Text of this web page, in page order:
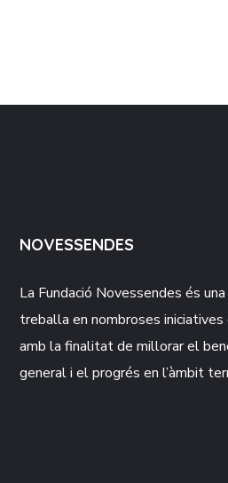
NOVESSENDES
La Fundació Novessendes és
treballa en nombroses
amb la finalitat de millorar el
general i el progrés en l’àmbit